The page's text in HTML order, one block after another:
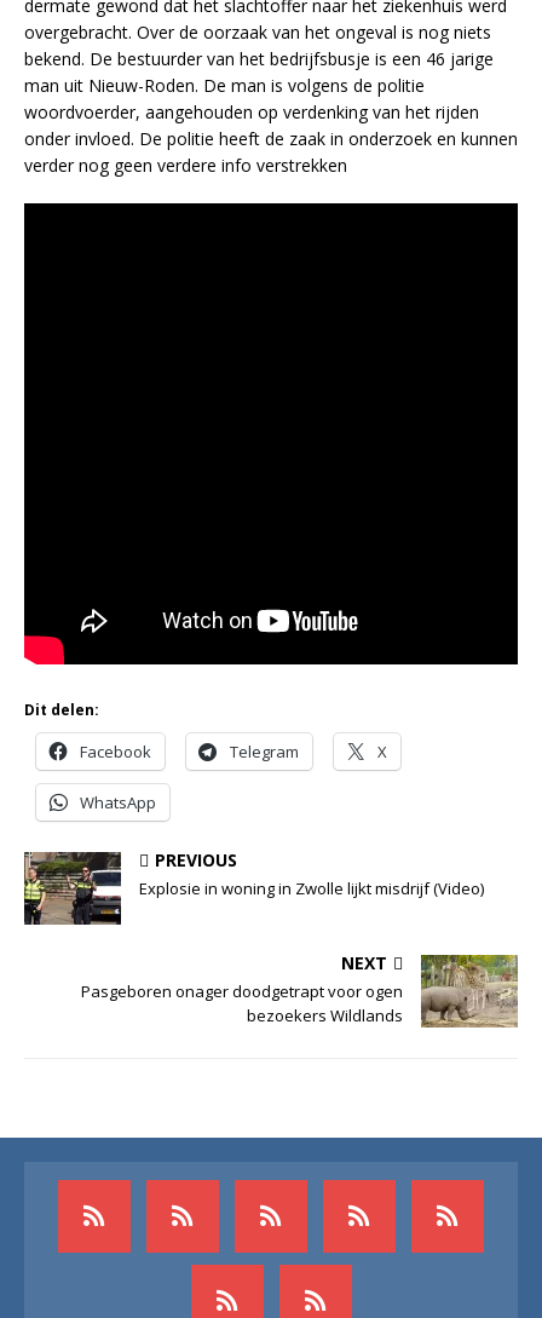
dermate gewond dat het slachtoffer naar het ziekenhuis werd
overgebracht. Over de oorzaak van het ongeval is nog niets
bekend. De bestuurder van het bedrijfsbusje is een 46 jarige
man uit Nieuw-Roden. De man is volgens de politie
woordvoerder, aangehouden op verdenking van het rijden
onder invloed. De politie heeft de zaak in onderzoek en kunnen
verder nog geen verdere info verstrekken
Dit delen:
Facebook Telegram X
WhatsApp
PREVIOUS
Explosie in woning in Zwolle lijkt misdrijf (Video)
NEXT
Pasgeboren onager doodgetrapt voor ogen
bezoekers Wildlands